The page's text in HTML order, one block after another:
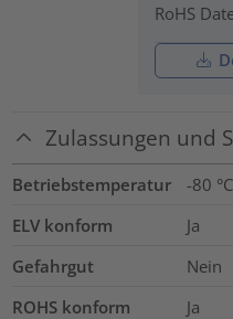
RoHS
Zulassungen und
Betriebstemperatur
-80
ELV konform
Ja
Gefahrgut
Nein
ROHS konform
Ja